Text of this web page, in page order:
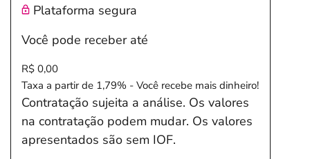
Plataforma segura
Você pode receber até
R$ 0,00
Taxa a partir de 1,79% - Você recebe mais dinheiro!
Contratação sujeita a análise. Os valores
na contratação podem mudar. Os valores
apresentados são sem IOF.